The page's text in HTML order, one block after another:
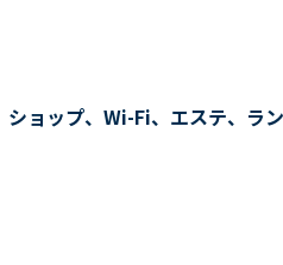
ョップ、Wi-Fi、エステ、ラ